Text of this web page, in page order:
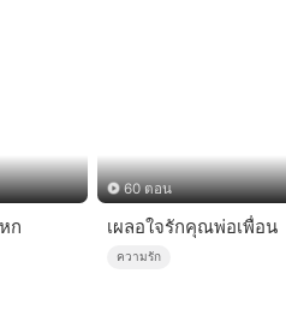
ก
60 ตอน
เผลอใจรักคุณพ่อเพื่อน
ความรัก